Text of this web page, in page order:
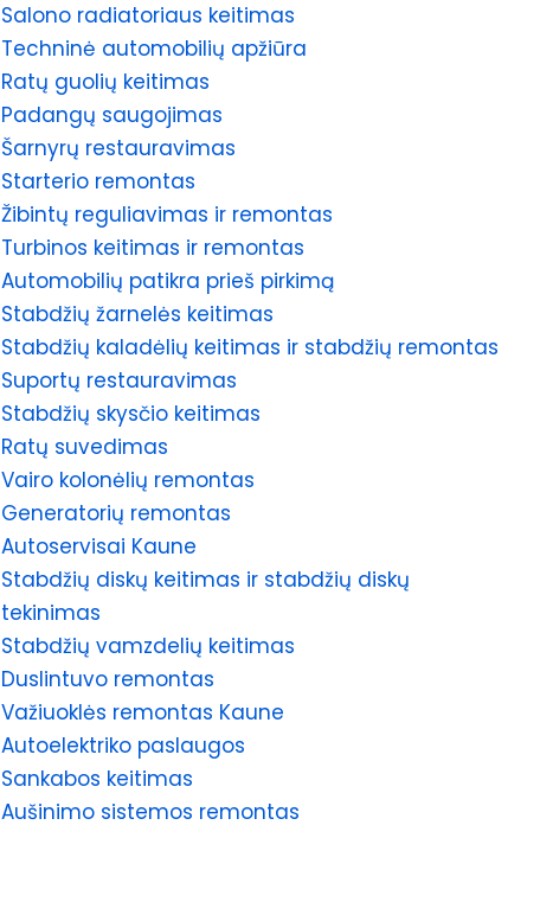
Salono radiatoriaus keitimas
Techninė automobilių apžiūra
Ratų guolių keitimas
Padangų saugojimas
Šarnyrų restauravimas
Starterio remontas
Žibintų reguliavimas ir remontas
Turbinos keitimas ir remontas
Automobilių patikra prieš pirkimą
Stabdžių žarnelės keitimas
Stabdžių kaladėlių keitimas ir stabdžių remontas
Suportų restauravimas
Stabdžių skysčio keitimas
Ratų suvedimas
Vairo kolonėlių remontas
Generatorių remontas
Autoservisai Kaune
Stabdžių diskų keitimas ir stabdžių diskų
tekinimas
Stabdžių vamzdelių keitimas
Duslintuvo remontas
Važiuoklės remontas Kaune
Autoelektriko paslaugos
Sankabos keitimas
Aušinimo sistemos remontas